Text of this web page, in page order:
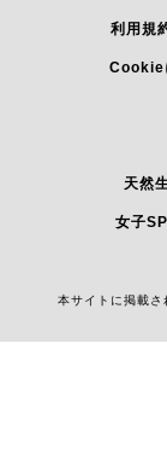
利用規
Cookie
天然
女子
本サイトに掲載さ